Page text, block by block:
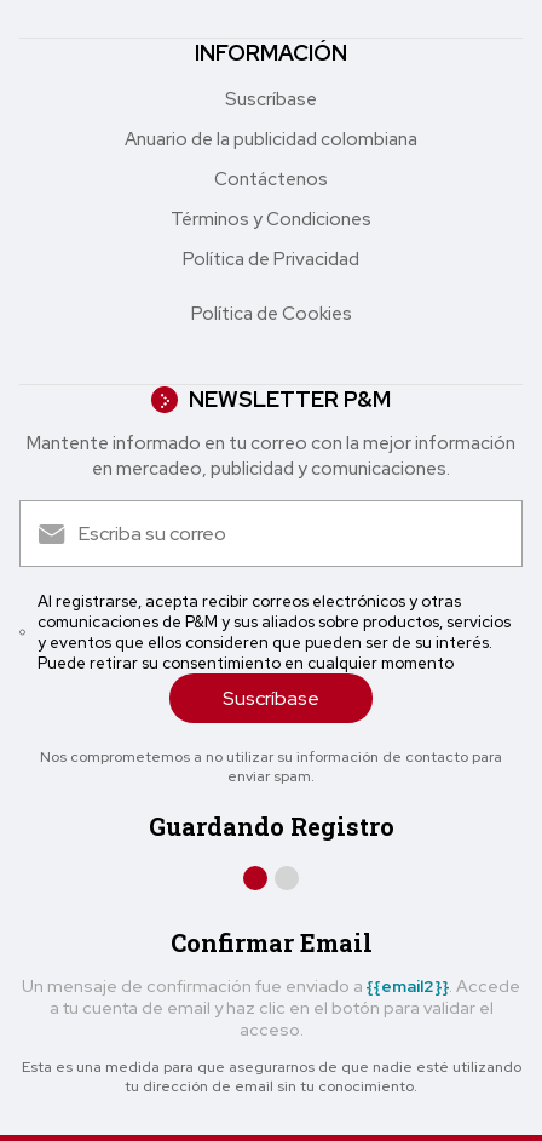
INFORMACIÓN
Suscríbase
Anuario de la publicidad colombiana
Contáctenos
Términos y Condiciones
Política de Privacidad
Política de Cookies
NEWSLETTER P&M
Mantente informado en tu correo con la mejor in formación
en mercadeo, publicidad y comunicaciones.
Al registrarse, acepta recibir correos electrónicos y otras
comunicaciones de P&M y sus aliados sobre productos, servicios
y eventos que ellos consideren que pueden ser de su interés.
Puede retirar su consentimiento en cualquier momento
Suscríbase
Nos comprometemos a no utilizar su información de contacto para
enviar spam.
Guardando Registro
Confirmar Email
Un mensaje de confirmación fue enviado a {{email2}}. Accede
a tu cuenta de email y haz clic en el botón para validar el
acceso.
Esta es una medida para que asegurarnos de que nadie esté utilizando
tu dirección de email sin tu conocimiento.